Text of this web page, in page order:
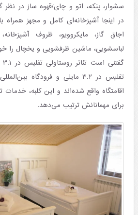
سشوار، پنکه، اتو و چای/قهوه ساز در
در اینجا آشپزخانه‌ای کامل و مجهز همراه
اجاق گاز، مایکروویو، ظروف
لباسشویی، ماشین ظرفشویی و یخچال را
اقامتگاه واقع شده‌اند و این کلبه، خدمات
برای مهمانانش ترتیب می‌دهد.